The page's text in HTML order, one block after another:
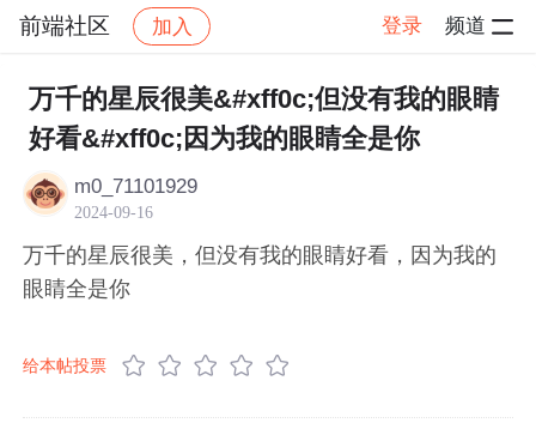
前端社区 加入 登录 频道
社区 前端社区 感慨 帖子详情
万千的星辰很美&#xff0c;但没有我的眼睛
好看&#xff0c;因为我的眼睛全是你
m0_71101929
2024-09-16
万千的星辰很美，但没有我的眼睛好看，因为我的
眼睛全是你
给本帖投票